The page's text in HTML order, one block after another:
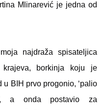
Mlinarević je jedna od
najdraža spisateljica
borkinja koju je
u BIH prvo progonio, ‘palio
a onda postavio za